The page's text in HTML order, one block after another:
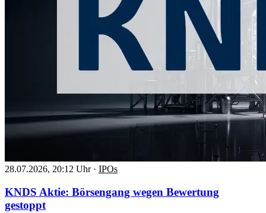
28.07.2026, 20:12 Uhr · IPOs
KNDS Aktie: Börsengang wegen Bewertung
gestoppt